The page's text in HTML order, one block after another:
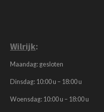
Wilrijk:
Maandag: gesloten
Dinsdag: 10:00 u – 18:00 u
Woensdag: 10:00 u – 18:00 u